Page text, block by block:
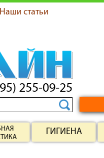
Наши статьи
255-09-25
ГИГИЕНА